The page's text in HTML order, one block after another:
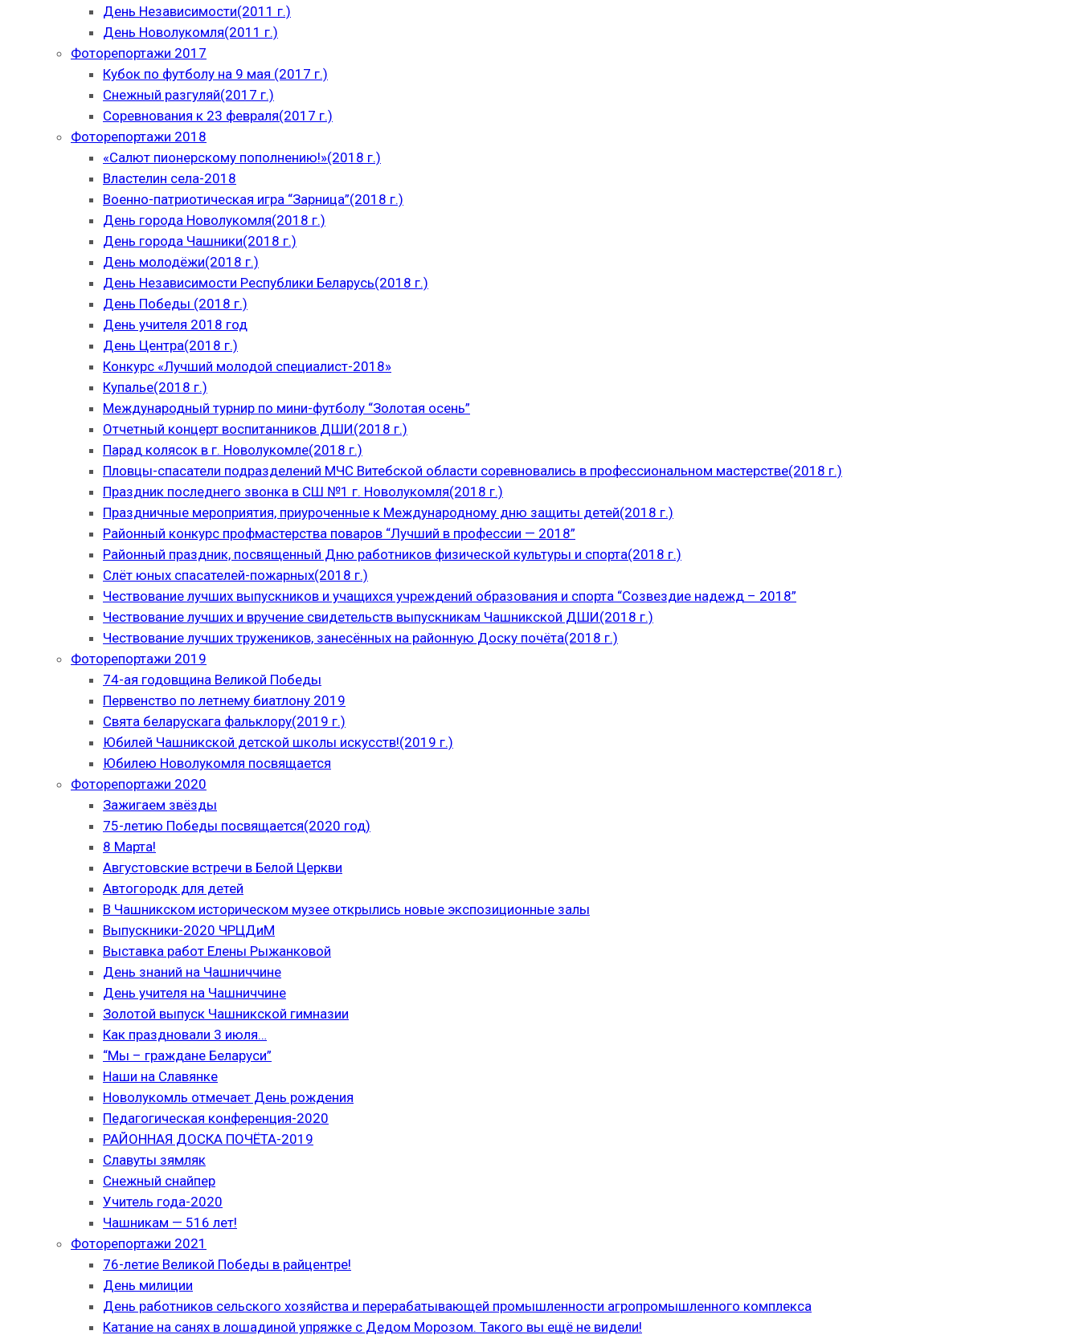
День Независимости(2011 г.)
День Новолукомля(2011 г.)
Фоторепортажи 2017
Кубок по футболу на 9 мая (2017 г.)
Снежный разгуляй(2017 г.)
Соревнования к 23 февраля(2017 г.)
Фоторепортажи 2018
«Салют пионерскому пополнению!»(2018 г.)
Властелин села-2018
Военно-патриотическая игра “Зарница”(2018 г.)
День города Новолукомля(2018 г.)
День города Чашники(2018 г.)
День молодёжи(2018 г.)
День Независимости Республики Беларусь(2018 г.)
День Победы (2018 г.)
День учителя 2018 год
День Центра(2018 г.)
Конкурс «Лучший молодой специалист-2018»
Купалье(2018 г.)
Международный турнир по мини-футболу “Золотая осень”
Отчетный концерт воспитанников ДШИ(2018 г.)
Парад колясок в г. Новолукомле(2018 г.)
Пловцы-спасатели подразделений МЧС Витебской области соревновались в профессиональном мастерстве(2018 г.)
Праздник последнего звонка в СШ №1 г. Новолукомля(2018 г.)
Праздничные мероприятия, приуроченные к Международному дню защиты детей(2018 г.)
Районный конкурс профмастерства поваров “Лучший в профессии — 2018”
Районный праздник, посвященный Дню работников физической культуры и спорта(2018 г.)
Слёт юных спасателей-пожарных(2018 г.)
Чествование лучших выпускников и учащихся учреждений образования и спорта “Созвездие надежд – 2018”
Чествование лучших и вручение свидетельств выпускникам Чашникской ДШИ(2018 г.)
Чествование лучших тружеников, занесённых на районную Доску почёта(2018 г.)
Фоторепортажи 2019
74-ая годовщина Великой Победы
Первенство по летнему биатлону 2019
Свята беларускага фальклору(2019 г.)
Юбилей Чашникской детской школы искусств!(2019 г.)
Юбилею Новолукомля посвящается
Фоторепортажи 2020
Зажигаем звёзды
75-летию Победы посвящается(2020 год)
8 Марта!
Августовские встречи в Белой Церкви
Автогородк для детей
В Чашникском историческом музее открылись новые экспозиционные залы
Выпускники-2020 ЧРЦДиМ
Выставка работ Елены Рыжанковой
День знаний на Чашниччине
День учителя на Чашниччине
Золотой выпуск Чашникской гимназии
Как праздновали 3 июля…
“Мы – граждане Беларуси”
Наши на Славянке
Новолукомль отмечает День рождения
Педагогическая конференция-2020
РАЙОННАЯ ДОСКА ПОЧЁТА-2019
Славуты зямляк
Снежный снайпер
Учитель года-2020
Чашникам — 516 лет!
Фоторепортажи 2021
76-летие Великой Победы в райцентре!
День милиции
День работников сельского хозяйства и перерабатывающей промышленности агропромышленного комплекса
Катание на санях в лошадиной упряжке с Дедом Морозом. Такого вы ещё не видели!